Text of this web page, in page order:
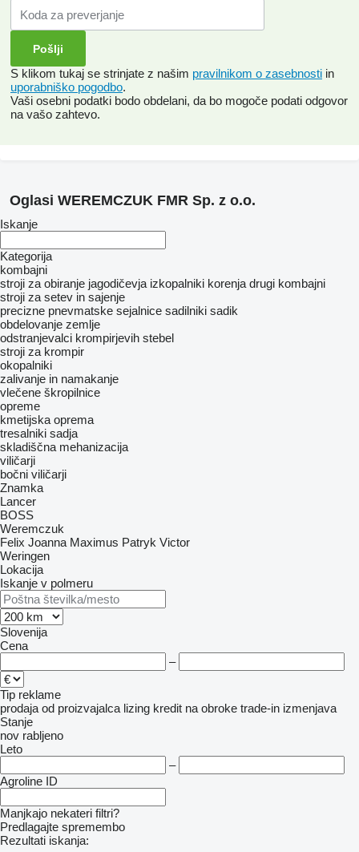
S klikom tukaj se strinjate z našim pravilnikom o zasebnosti in
uporabniško pogodbo.
Vaši osebni podatki bodo obdelani, da bo mogoče podati odgovor
na vašo zahtevo.
Oglasi WEREMCZUK FMR Sp. z o.o.
Iskanje
Kategorija
kombajni
stroji za obiranje jagodičevja izkopalniki korenja drugi kombajni
stroji za setev in sajenje
precizne pnevmatske sejalnice sadilniki sadik
obdelovanje zemlje
odstranjevalci krompirjevih stebel
stroji za krompir
okopalniki
zalivanje in namakanje
vlečene škropilnice
opreme
kmetijska oprema
tresalniki sadja
skladiščna mehanizacija
viličarji
bočni viličarji
Znamka
Lancer
BOSS
Weremczuk
Felix Joanna Maximus Patryk Victor
Weringen
Lokacija
Iskanje v polmeru
Slovenija
Cena
–
Tip reklame
prodaja od proizvajalca lizing kredit na obroke trade-in izmenjava
Stanje
nov rabljeno
Leto
–
Agroline ID
Manjkajo nekateri filtri?
Predlagajte spremembo
Rezultati iskanja: